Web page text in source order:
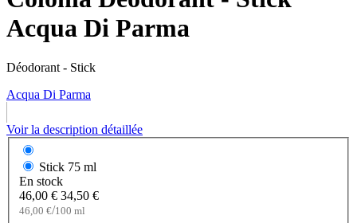
Acqua Di Parma
Déodorant - Stick
Acqua Di Parma
Voir la description détaillée
Stick 75 ml
En stock
46,00 € 34,50 €
46,00 €/100 ml